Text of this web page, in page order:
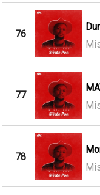
76
77
78